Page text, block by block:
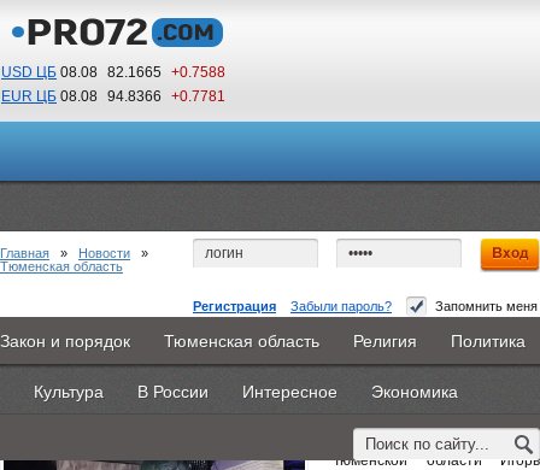
USD ЦБ 08.08 82.1665 +0.7588
EUR ЦБ 08.08 94.8366 +0.7781
08 21
По Гринвичу (GMT +5)
Регистрация Забыли пароль? Запомнить меня
Главная Новости Объявления КНИГИ ВестиNet
Каталоги 9PS Прочее
Закон и порядок Тюменская область Религия Политика
Культура В России Интересное Экономика
Главная » Новости »
Тюменская область
Тюменцам напомнили: построил – оформи!
26 мая 2026 - Наталья Белякова
Заместитель руководителя
Управления Росреестра по
Тюменской области Игорь